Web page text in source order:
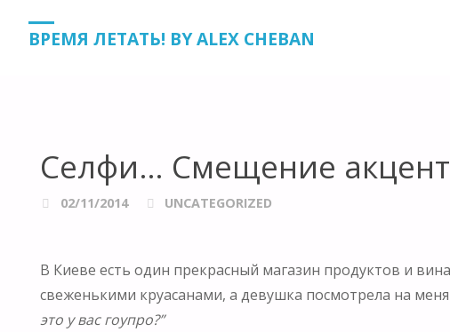
ВРЕМЯ ЛЕТАТЬ! BY ALEX CHEBAN
Селфи… Смещение
02/11/2014 UNCATEGORIZED
В Киеве есть один прекрасный магазин продуктов и
свеженькими круасанами, а девушка посмотрела на
это у вас гоупро?”